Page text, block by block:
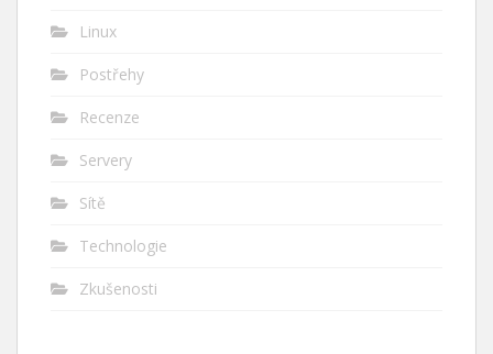
Linux
Postřehy
Recenze
Servery
Sítě
Technologie
Zkušenosti